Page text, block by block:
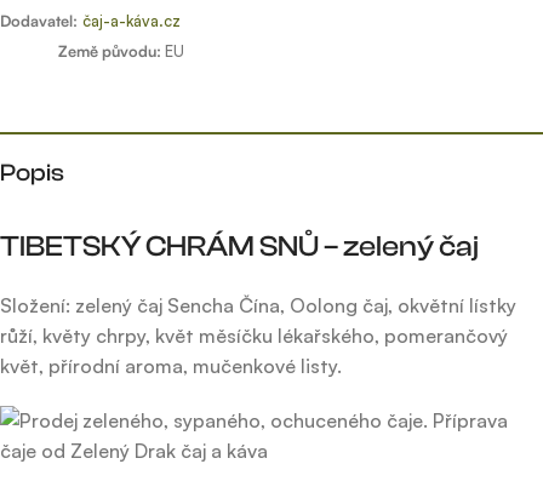
Dodavatel: čaj-a-káva.cz
Země původu: EU
Popis
TIBETSKÝ CHRÁM SNŮ – zelený čaj
Složení: zelený čaj Sencha Čína, Oolong čaj, okvětní lístky
růží, květy chrpy, květ měsíčku lékařského, pomerančový
květ, přírodní aroma, mučenkové listy.